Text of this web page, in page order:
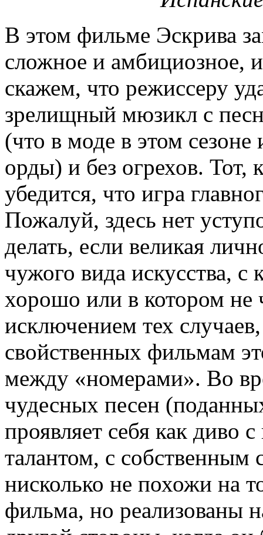
В этом фильме Эскрива
сложное и амбициозное,
скажем, что режиссеру
зрелищный мюзикл с
(что в моде в этом
орды) и без огрехов. Тот,
убедится, что игра
Пожалуй, здесь нет
делать, если великая
чужого вида искусства, с
хорошо или в котором не
исключением тех
свойственных фильмам
между «номерами». Во
чудесных песен
проявляет себя как диво
талантом, с собственным
нисколько не похожи на
фильма, но реализованы